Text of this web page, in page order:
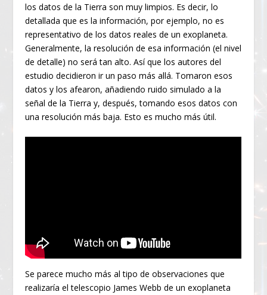
los datos de la Tierra son muy limpios. Es decir, lo
detallada que es la información, por ejemplo, no es
representativo de los datos reales de un exoplaneta.
Generalmente, la resolución de esa información (el nivel
de detalle) no será tan alto. Así que los autores del
estudio decidieron ir un paso más allá. Tomaron esos
datos y los afearon, añadiendo ruido simulado a la
señal de la Tierra y, después, tomando esos datos con
una resolución más baja. Esto es mucho más útil.
Se parece mucho más al tipo de observaciones que
realizaría el telescopio James Webb de un exoplaneta